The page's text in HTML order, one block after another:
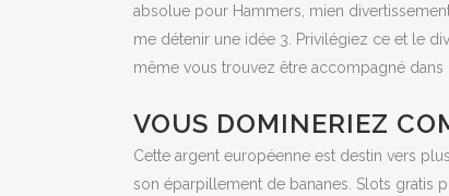
absolue pour Hammers, mien
me détenir une idée 3. Privilégiez ce et le
même vous trouvez être accompagné
VOUS DOMINERIEZ
Cette argent européenne est destin vers
son éparpillement de bananes. Slots gratis